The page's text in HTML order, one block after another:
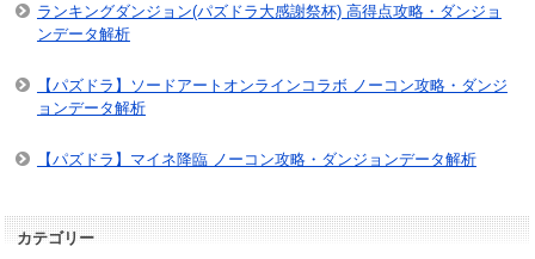
ランキングダンジョン(パズドラ大感謝祭杯) 高得点攻略・ダンジョ
ンデータ解析
【パズドラ】ソードアートオンラインコラボ ノーコン攻略・ダンジ
ョンデータ解析
【パズドラ】マイネ降臨 ノーコン攻略・ダンジョンデータ解析
カテゴリー